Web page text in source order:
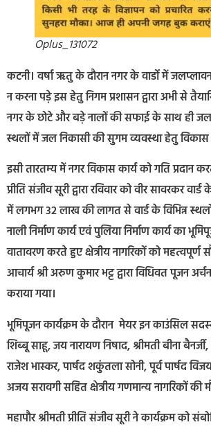
Oplus_131072
कटनी। वर्षा ऋतु के दौरान नगर के वार्डो में
न करना पड़े इस हेतु निगम प्रशासन द्वारा अभी से
नगर के छोटे और बड़े नालों की सफाई के साथ ही
स्थलों में जल निकासी की सुगम व्यवस्था हेतु विकास
इसी तारतम्य में नगर विकास कार्य को गति प्रदान
प्रीति संजीव सूरी द्वारा रविवार को वीर सावरकर
में लगभग 32 लाख की लागत से वार्ड के विभिन्न
नाली निर्माण कार्य एवं पुलिया निर्माण कार्य का
वातावरण करते हुए क्षेत्रीय नागरिकों को महत्वपूर्ण
आचार्य श्री अरुण कुमार भट्ट द्वारा विधिवत पूजन
कराया गया।
भूमिपूजन कार्यक्रम के दौरान मेयर इन काउंसिल
शिब्बू साहू, जय नारायण निषाद, श्रीमती बीना
राजेश भास्कर, पार्षद शकुंतला सोनी, पूर्व पार्षद
अजय सरावगी सहित क्षेत्रीय गणमान्य नागरिकों की
महापौर श्रीमती प्रीति संजीव सूरी ने कार्यक्रम को